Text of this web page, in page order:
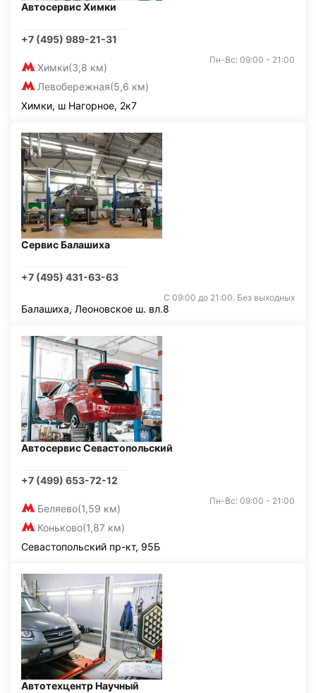
Автосервис Химки
+7 (495) 989-21-31
Химки(3,8 км)
Левобережная(5,6 км)
Пн-Вс: 09:00 - 21:00
Химки, ш Нагорное, 2к7
Сервис Балашиха
+7 (495) 431-63-63
С 09:00 до 21:00. Без выходных
Балашиха, Леоновское ш. вл.8
Автосервис Севастопольский
+7 (499) 653-72-12
Беляево(1,59 км)
Коньково(1,87 км)
Пн-Вс: 09:00 - 21:00
Севастопольский пр-кт, 95Б
Автотехцентр Научный